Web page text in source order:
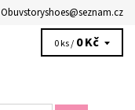
Obuvstoryshoes@seznam.cz
0 ks / 0 Kč